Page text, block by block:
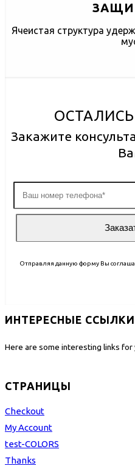
Ячеистая структура
Закажите
Отправляя данную форму Вы
ИНТЕРЕСНЫЕ ССЫЛКИ
Here are some interesting links for
СТРАНИЦЫ
Checkout
My Account
test-COLORS
Thanks